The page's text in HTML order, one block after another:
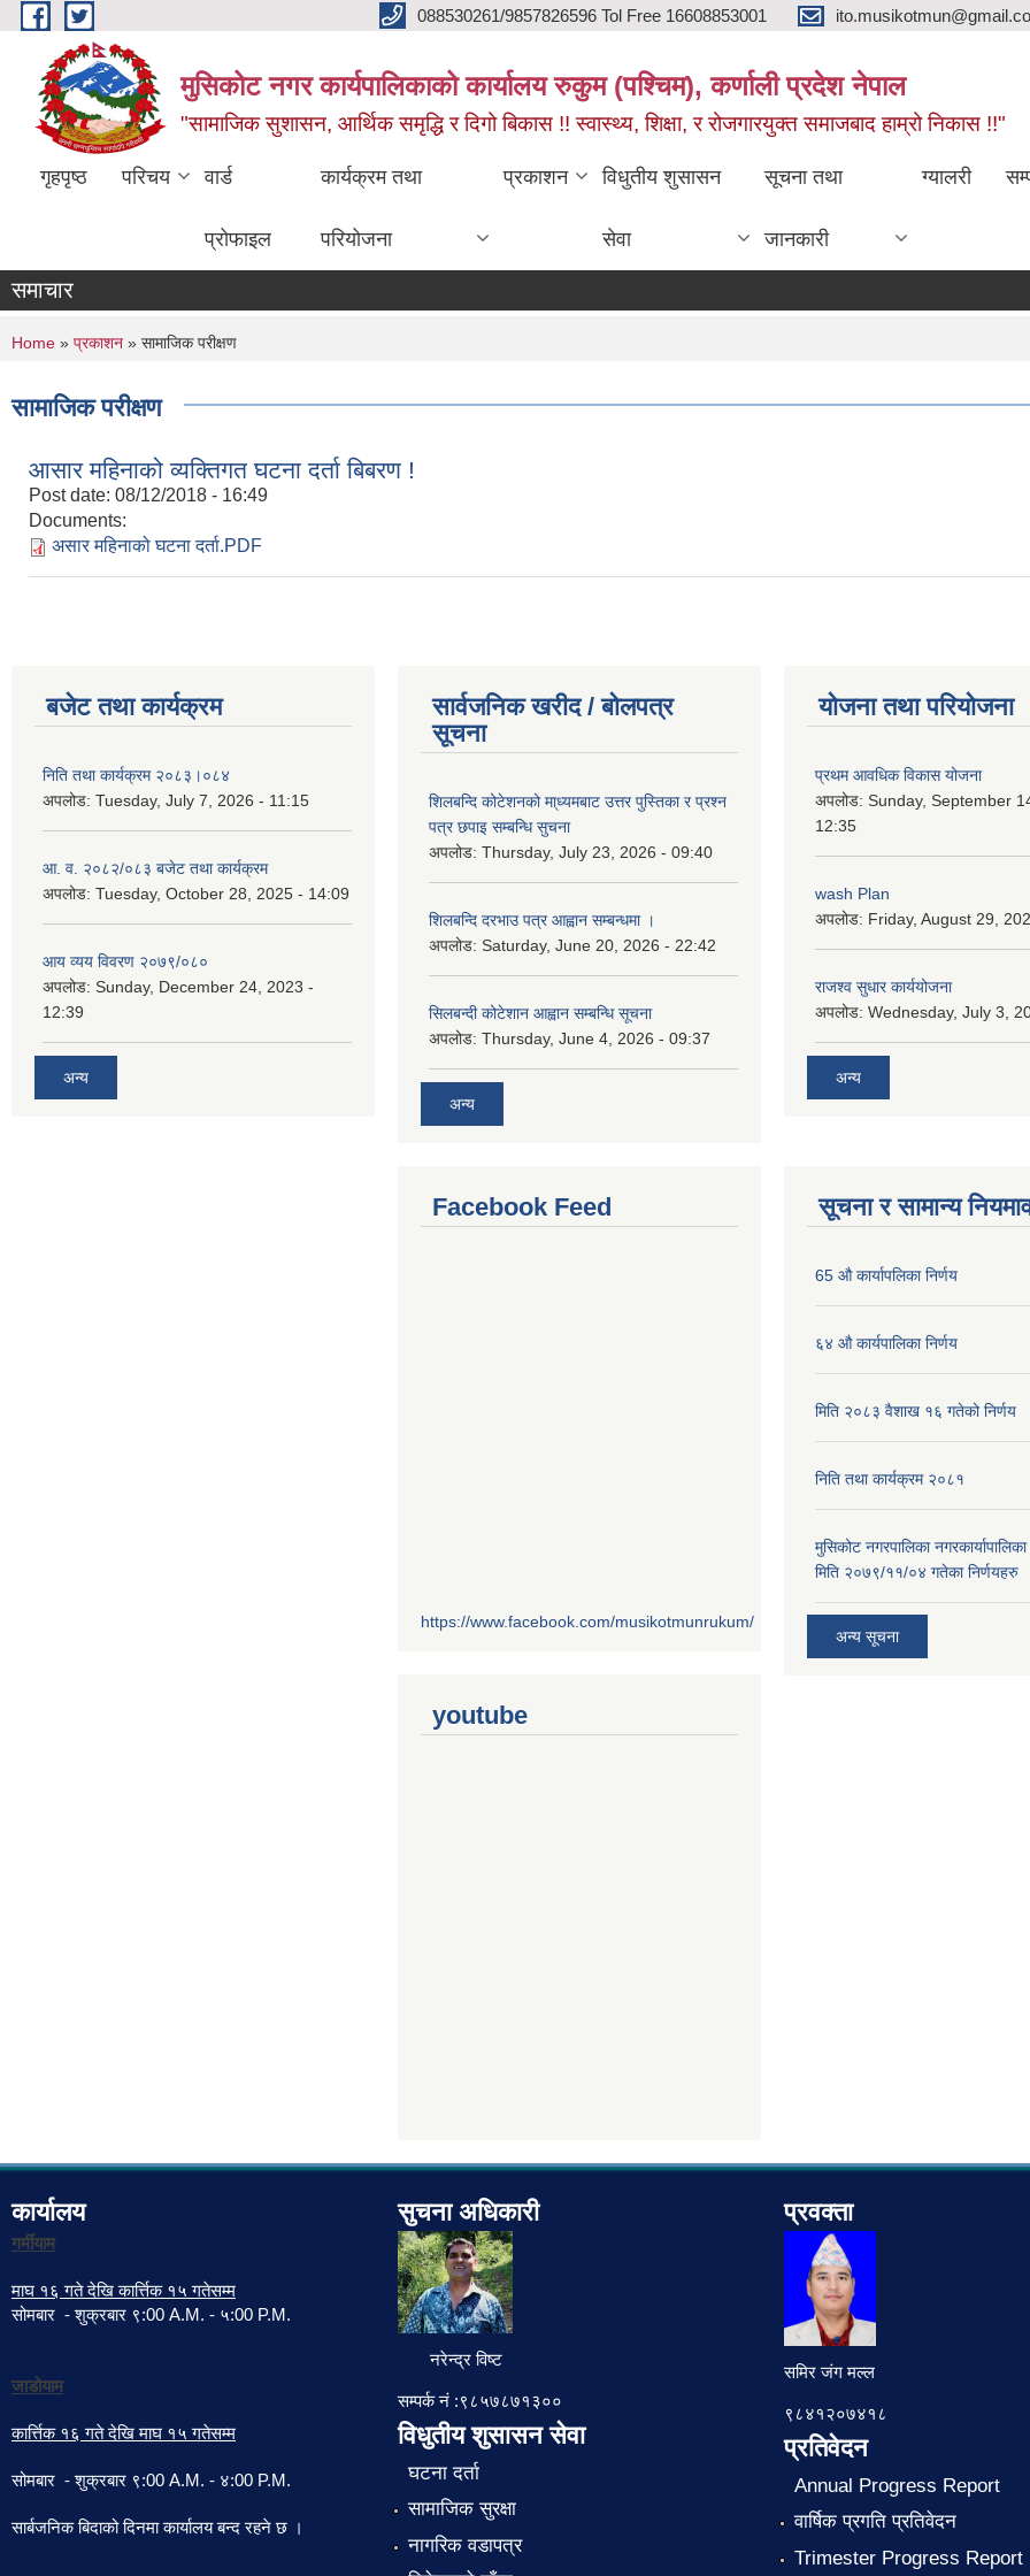
Skip to main content 088530261/9857826596 Tol Free 16608853001
मुसिकोट नगर कार्यपालिकाको कार्यालय रुकुम (पश्चिम), कर्णाली प्रदेश नेपाल
"सामाजिक सुशासन, आर्थिक समृद्धि र दिगो बिकास !! स्वास्थ्य, शिक्षा, र रोजगारयुक्त समाजबाद हाम्रो निकास !!"
गृहपृष्ठ परिचय वार्ड
प्रोफाइल
कार्यक्रम तथा
परियोजना
प्रकाशन विधुतीय शुसासन
सेवा
सूचना तथा
जानकारी
ग्यालरी
समाचार
You are here
Home » प्रकाशन » सामाजिक परीक्षण
सामाजिक परीक्षण
आसार महिनाको व्यक्तिगत घटना दर्ता बिबरण !
Post date: 08/12/2018 - 16:49
Documents:
असार महिनाको घटना दर्ता.PDF
बजेट तथा कार्यक्रम
निति तथा कार्यक्रम २०८३।०८४
अपलोड: Tuesday, July 7, 2026 - 11:15
आ. व. २०८२/०८३ बजेट तथा कार्यक्रम
अपलोड: Tuesday, October 28, 2025 - 14:09
आय व्यय विवरण २०७९/०८०
अपलोड: Sunday, December 24, 2023 -
12:39
अन्य
सार्वजनिक खरीद / बोलपत्र
सूचना
शिलबन्दि कोटेशनको मा्ध्यमबाट उत्तर पुस्तिका र प्रश्न
पत्र छपाइ सम्बन्धि सुचना
अपलोड: Thursday, July 23, 2026 - 09:40
शिलबन्दि दरभाउ पत्र आह्वान सम्बन्धमा ।
अपलोड: Saturday, June 20, 2026 - 22:42
सिलबन्दी कोटेशान आह्वान सम्बन्धि सूचना
अपलोड: Thursday, June 4, 2026 - 09:37
अन्य
योजना तथा परियोजना
प्रथम आवधिक विकास योजना
अपलोड: Sunday, September
12:35
wash Plan
अपलोड: Friday, August 29,
राजश्व सुधार कार्ययोजना
अपलोड: Wednesday, July 3,
अन्य
Facebook Feed
https://www.facebook.com/musikotmunrukum/
youtube
सूचना र सामान्य
65 औ कार्यापलिका निर्णय
६४ औ कार्यपालिका निर्णय
मिति २०८३ वैशाख १६ गतेको निर्णय
निति तथा कार्यक्रम २०८१
मुसिकोट नगरपालिका
मिति २०७९/११/०४ गतेका निर्णयहरु
अन्य सूचना
कार्यालय
गर्मीयाम
माघ १६ गते देखि कार्त्तिक १५ गतेसम्म
सोमबार - शुक्रबार ९:00 A.M. - ५:00 P.M.
जाडोयाम
कार्त्तिक १६ गते देखि माघ १५ गतेसम्म
सोमबार - शुक्रबार ९:00 A.M. - ४:00 P.M.
सार्बजनिक बिदाको दिनमा कार्यालय बन्द रहने छ ।
सुचना अधिकारी
नरेन्द्र विष्ट
सम्पर्क नं :९८५७८७१३००
विधुतीय शुसासन सेवा
घटना दर्ता
सामाजिक सुरक्षा
नागरिक वडापत्र
प्रवक्ता
समिर जंग मल्ल
९८४१२०७४१८
प्रतिवेदन
Annual Progress Report
वार्षिक प्रगति प्रतिवेदन
Trimester Progress Report